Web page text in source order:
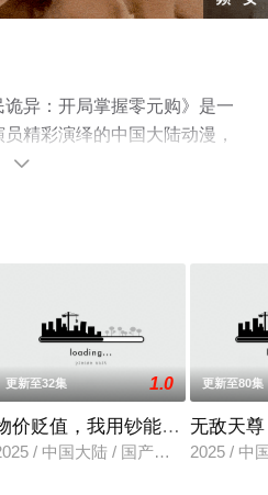
异：开局掌握零元购》是一
精彩演绎的中国大陆动漫，
版动漫全集就上飘花影院，

更新至32集 1.0
价贬值，我用钞能力暴打一切
/ 中国大陆 / 国产动漫
更新至80集
无敌天尊
2025 / 中